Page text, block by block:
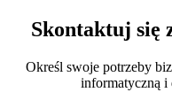
Skontaktuj się
Określ swoje potrzeby
informatyczną i